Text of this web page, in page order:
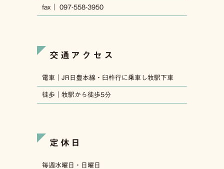
fax｜ 097-558-3950
交通アクセス
電車｜JR日豊本線・臼杵行に乗車し牧駅下車
徒歩｜牧駅から徒歩5分
定休日
毎週水曜日・日曜日